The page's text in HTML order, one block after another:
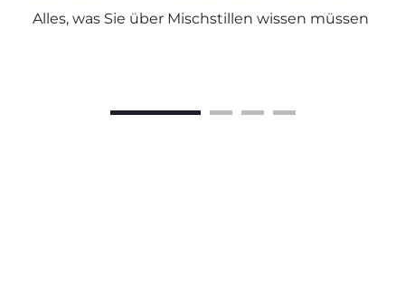
KOMBINIEREN
Alles, was Sie über Mischstillen wissen müssen